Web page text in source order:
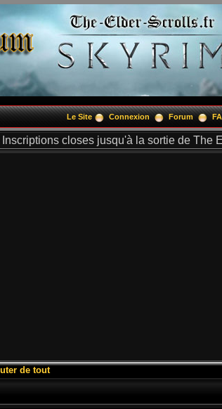
Le Site Connexion Forum
Inscriptions closes jusqu'à la sortie de The
de tout